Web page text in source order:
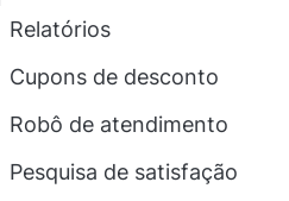
Relatórios
Cupons de desconto
Robô de atendimento
Pesquisa de satisfação